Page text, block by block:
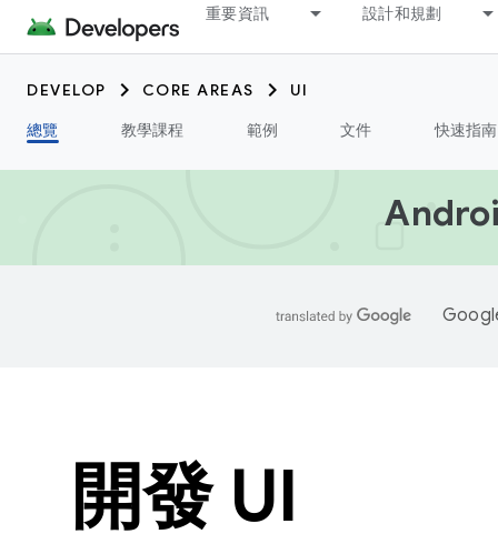
重要資訊 設計和規劃
DEVELOP CORE AREAS
UI
總覽
教學課程 範例 文件 快速指南
開發 UI